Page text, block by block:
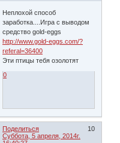
Неплохой способ
заработка....Игра с выводом
средство gold-eggs
http://www.gold-eggs.com/?
referal=36400
Эти птицы тебя озолотят
0
Поделиться
10
Суббота, 5 апреля, 2014г.